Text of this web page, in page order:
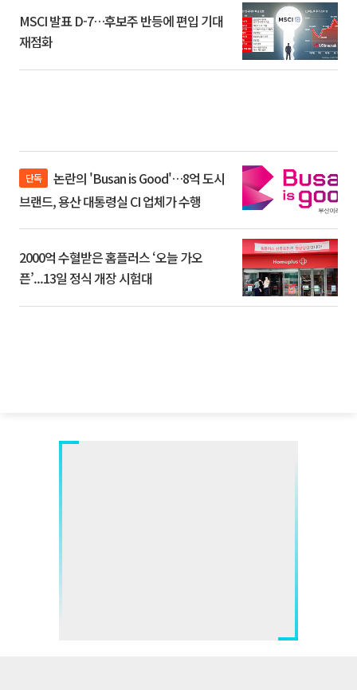
MSCI 발표 D-7…후보주 반등에 편입 기대
재점화
단독
브랜드, 용산 대통령실 CI 업체가 수행
2000억 수혈받은 홈플러스 ‘오늘 가오
픈’...13일 정식 개장 시험대